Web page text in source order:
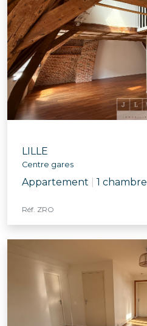
LILLE
Centre gares
Appartement 1 chambre
Réf. ZRO